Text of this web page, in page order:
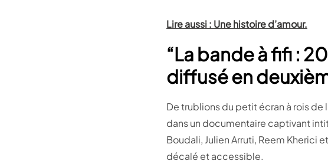
Lire aussi : Une histoire d’amour.
“La bande à fifi :
diffusé en
De trublions du petit écran à rois de
dans un documentaire captivant
Boudali, Julien Arruti, Reem Kherici
décalé et accessible.